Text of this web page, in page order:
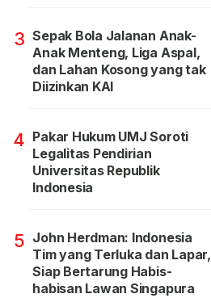
3 Sepak Bola Jalanan Anak-
Anak Menteng, Liga Aspal,
dan Lahan Kosong yang tak
Diizinkan KAI
4 Pakar Hukum UMJ Soroti
Legalitas Pendirian
Universitas Republik
Indonesia
5 John Herdman: Indonesia
Tim yang Terluka dan Lapar,
Siap Bertarung Habis-
habisan Lawan Singapura